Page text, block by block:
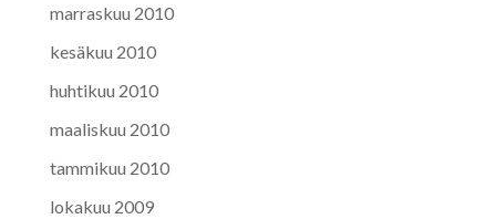
marraskuu 2010
kesäkuu 2010
huhtikuu 2010
maaliskuu 2010
tammikuu 2010
lokakuu 2009